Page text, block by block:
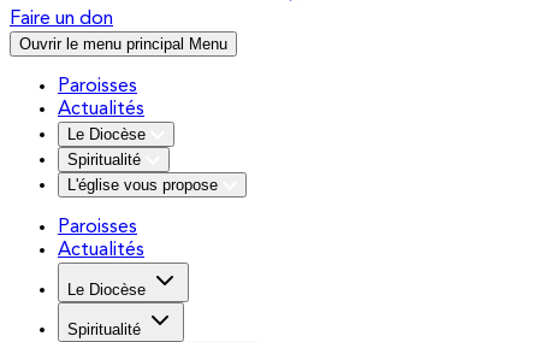
Faire un don
Ouvrir le menu principal Menu
Paroisses
Actualités
Le Diocèse
Spiritualité
L'église vous propose
Paroisses
Actualités
Le Diocèse
Spiritualité